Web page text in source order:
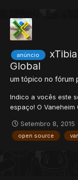
anúncio
Global
um tópico no fórum
Indico a vocês este
espaço! O
jogabilidade e
oferecer um
Setembro 8, 2015
open source